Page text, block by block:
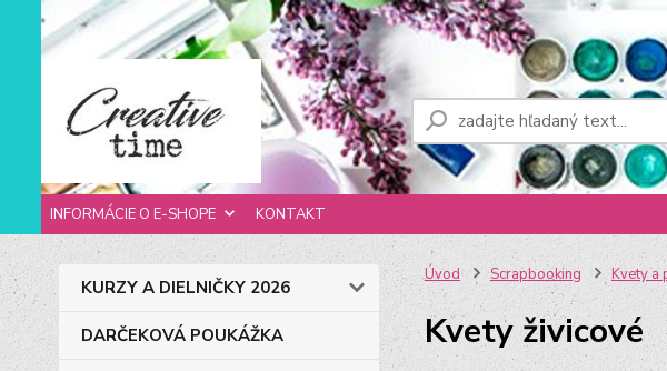
INFORMÁCIE O E-SHOPE KONTAKT
KURZY A DIELNIČKY 2026
DARČEKOVÁ POUKÁŽKA
Úvod Scrapbooking Kvety a
Kvety živicové